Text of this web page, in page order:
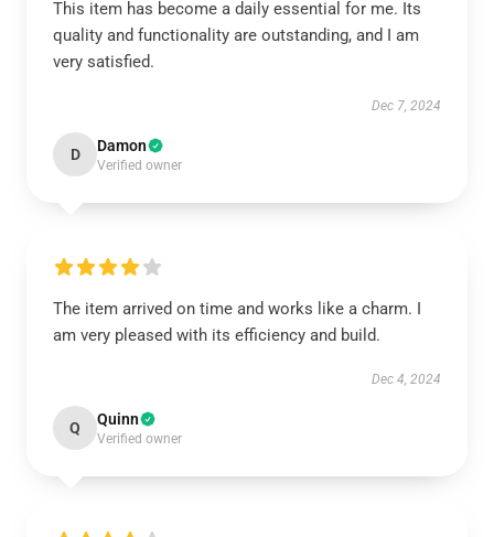
This item has become a daily essential for me. Its
quality and functionality are outstanding, and I am
very satisfied.
Dec 7, 2024
D Damon
Verified owner
The item arrived on time and works like a charm. I
am very pleased with its efficiency and build.
Dec 4, 2024
Q Quinn
Verified owner